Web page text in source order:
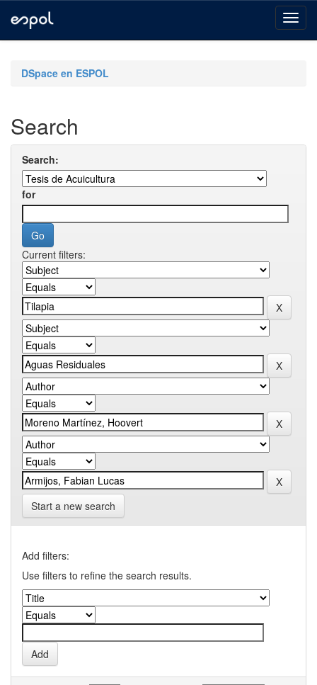
navigationDSpace en ESPOL
Search
Search:
for
Current filters:
Start a new search
Add filters:
Use filters to refine the search results.